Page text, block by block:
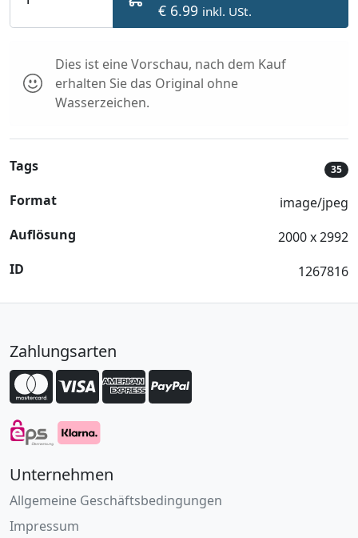
€ 6.99 inkl. USt.
Dies ist eine Vorschau, nach dem Kauf
erhalten Sie das Original ohne
Wasserzeichen.
Tags 35
Format
image/jpeg
Auflösung
2000 x 2992
ID
1267816
Zahlungsarten
Unternehmen
Allgemeine Geschäftsbedingungen
Impressum